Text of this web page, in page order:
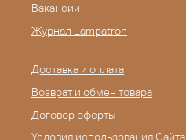
Вакансии
Журнал Lampatron
Доставка и оплата
Возврат и обмен товара
Договор оферты
Условия использования Сайта